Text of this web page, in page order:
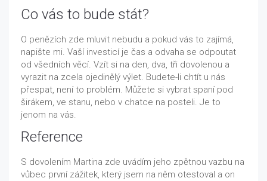
Co vás to bude stát?
O penězích zde mluvit nebudu a pokud vás to zajímá,
napište mi. Vaší investicí je čas a odvaha se odpoutat
od všedních věcí. Vzít si na den, dva, tři dovolenou a
vyrazit na zcela ojedinělý výlet. Budete-li chtít u nás
přespat, není to problém. Můžete si vybrat spaní pod
širákem, ve stanu, nebo v chatce na posteli. Je to
jenom na vás.
Reference
S dovolením Martina zde uvádím jeho zpětnou vazbu na
vůbec první zážitek, který jsem na něm otestoval a on